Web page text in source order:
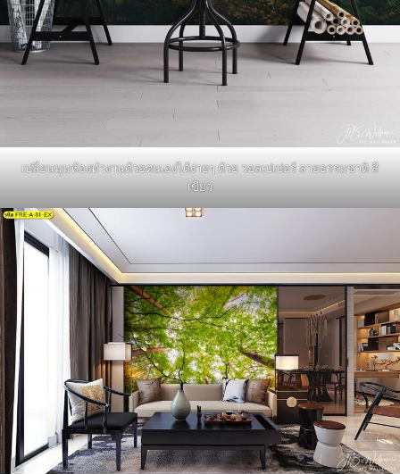
เปลี่ยนมุมห้องทำงานด้วยตนเองได้ง่ายๆ ด้วย วอลเปเปอร์ ลายธรรมชาติ สี
เขียว